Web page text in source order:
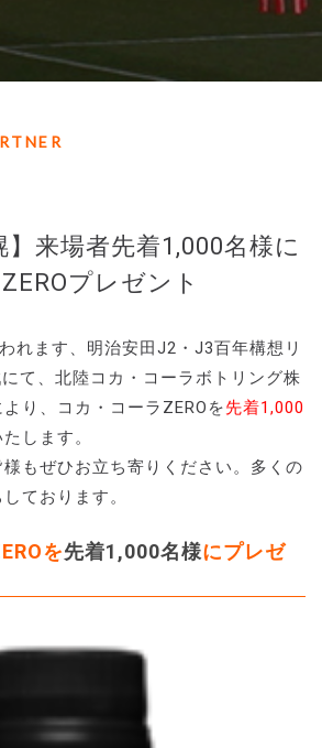
】来場者先着1,000名様に
プレゼント
れます、明治安田J2・J3百年構想リ
て、北陸コカ・コーラボトリング株
り、コカ・コーラZEROを先着1,000
します。
もぜひお立ち寄りください。多くの
ております。
を先着1,000名様にプレゼ